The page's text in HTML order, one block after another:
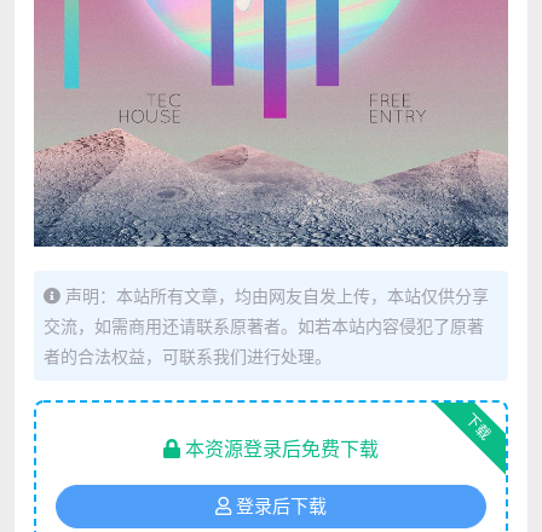
声明：本站所有文章，均由网友自发上传，本站仅供分享
交流，如需商用还请联系原著者。如若本站内容侵犯了原著
者的合法权益，可联系我们进行处理。
下载
本资源登录后免费下载
登录后下载